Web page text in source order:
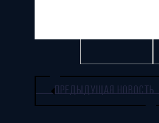
ПРЕДЫДУЩАЯ НОВОСТЬ